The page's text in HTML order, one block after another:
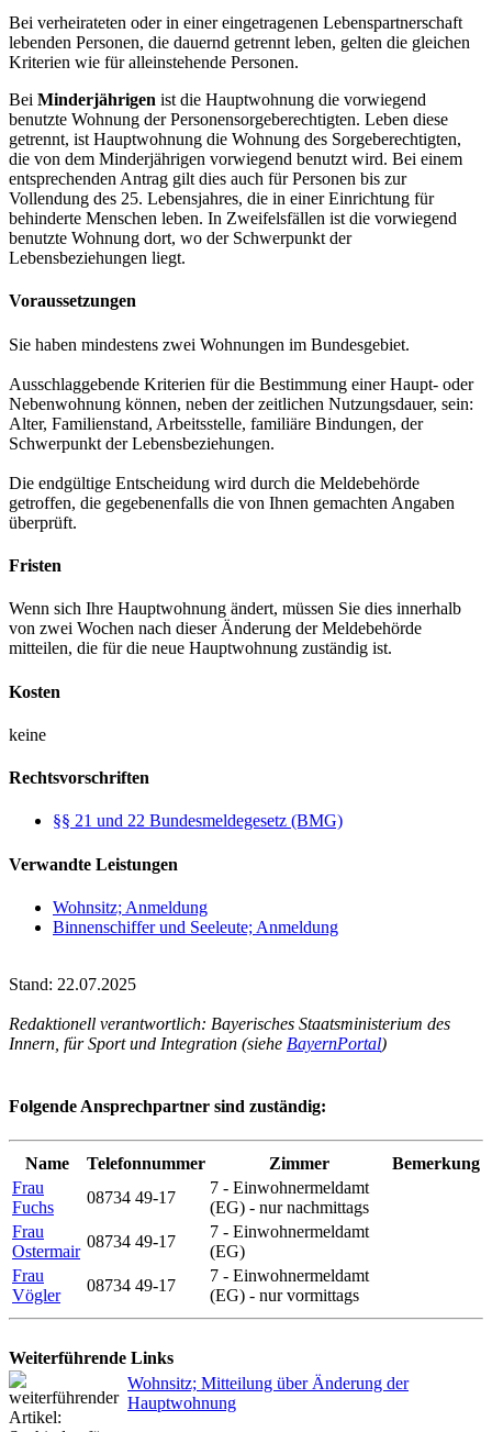
Bei verheirateten oder in einer eingetragenen Lebenspartnerschaft
lebenden Personen, die dauernd getrennt leben, gelten die gleichen
Kriterien wie für alleinstehende Personen.
Bei Minderjährigen ist die Hauptwohnung die vorwiegend
benutzte Wohnung der Personensorgeberechtigten. Leben diese
getrennt, ist Hauptwohnung die Wohnung des Sorgeberechtigten,
die von dem Minderjährigen vorwiegend benutzt wird. Bei einem
entsprechenden Antrag gilt dies auch für Personen bis zur
Vollendung des 25. Lebensjahres, die in einer Einrichtung für
behinderte Menschen leben. In Zweifelsfällen ist die vorwiegend
benutzte Wohnung dort, wo der Schwerpunkt der
Lebensbeziehungen liegt.
Voraussetzungen
Sie haben mindestens zwei Wohnungen im Bundesgebiet.
Ausschlaggebende Kriterien für die Bestimmung einer Haupt- oder
Nebenwohnung können, neben der zeitlichen Nutzungsdauer, sein:
Alter, Familienstand, Arbeitsstelle, familiäre Bindungen, der
Schwerpunkt der Lebensbeziehungen.
Die endgültige Entscheidung wird durch die Meldebehörde
getroffen, die gegebenenfalls die von Ihnen gemachten Angaben
überprüft.
Fristen
Wenn sich Ihre Hauptwohnung ändert, müssen Sie dies innerhalb
von zwei Wochen nach dieser Änderung der Meldebehörde
mitteilen, die für die neue Hauptwohnung zuständig ist.
Kosten
keine
Rechtsvorschriften
§§ 21 und 22 Bundesmeldegesetz (BMG)
Verwandte Leistungen
Wohnsitz; Anmeldung
Binnenschiffer und Seeleute; Anmeldung
Stand: 22.07.2025
Redaktionell verantwortlich: Bayerisches Staatsministerium des
Innern, für Sport und Integration (siehe BayernPortal)
Folgende Ansprechpartner sind zuständig:
Name Telefonnummer Zimmer
Bemerkung
Frau
Fuchs
08734 49-17
7 - Einwohnermeldamt
(EG) - nur nachmittags
Frau
Ostermair
08734 49-17
7 - Einwohnermeldamt
(EG)
Frau
Vögler
08734 49-17
7 - Einwohnermeldamt
(EG) - nur vormittags
Weiterführende Links
Wohnsitz; Mitteilung über Änderung der
Hauptwohnung